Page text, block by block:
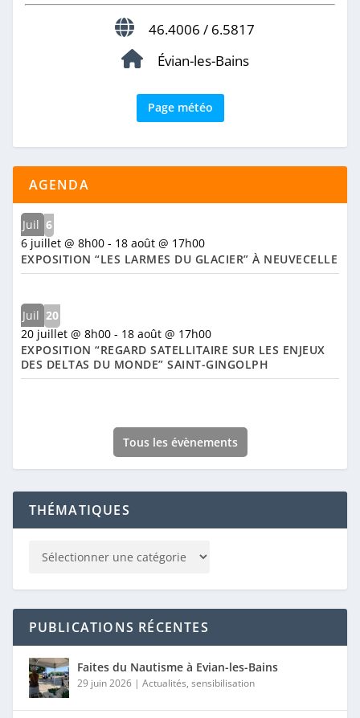
46.4006 / 6.5817
Évian-les-Bains
Page météo
AGENDA
Juil 6
6 juillet @ 8h00- 18 août @ 17h00
EXPOSITION “LES LARMES DU GLACIER” À NEUVECELLE
Juil 20
20 juillet @ 8h00- 18 août @ 17h00
EXPOSITION “REGARD SATELLITAIRE SUR LES ENJEUX
DES DELTAS DU MONDE” SAINT-GINGOLPH
Tous les évènements
THÉMATIQUES
PUBLICATIONS RÉCENTES
Faites du Nautisme à Evian-les-Bains
29 juin 2026| Actualités, sensibilisation